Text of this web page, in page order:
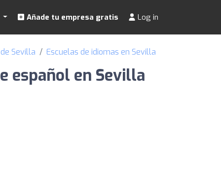
Añade tu empresa gratis Log in
Sevilla Escuelas de idiomas en Sevilla
español en Sevilla